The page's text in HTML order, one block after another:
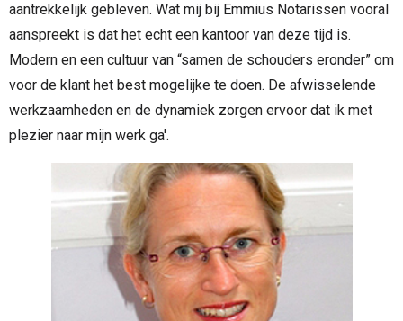
aantrekkelijk gebleven. Wat mij bij Emmius Notarissen vooral
aanspreekt is dat het echt een kantoor van deze tijd is.
Modern en een cultuur van “samen de schouders eronder” om
voor de klant het best mogelijke te doen. De afwisselende
werkzaamheden en de dynamiek zorgen ervoor dat ik met
plezier naar mijn werk ga'.